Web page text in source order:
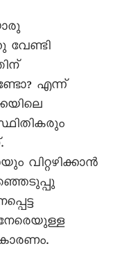
വേണ്ടി
എന്ന്
വിറ്റഴിക്കാൻ
കാരണം.